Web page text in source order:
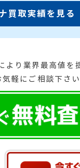
買取実績を見る
り業界最高値を
軽にご相談下さい